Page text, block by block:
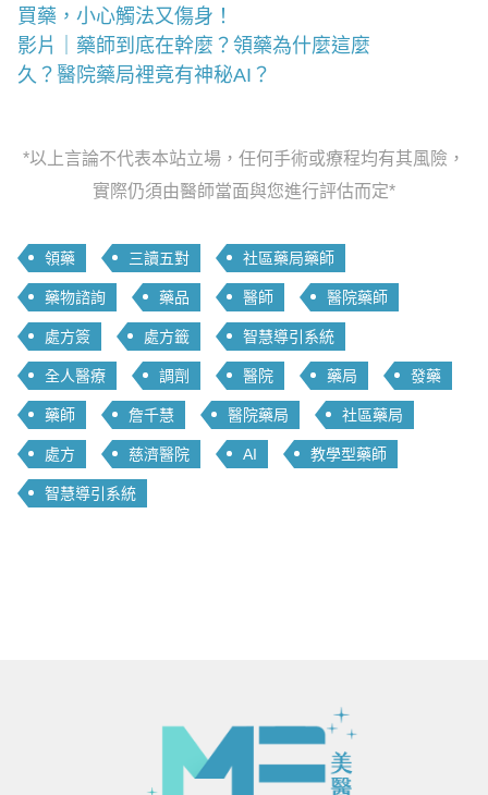
買藥，小心觸法又傷身！
影片｜藥師到底在幹麼？領藥為什麼這麼
久？醫院藥局裡竟有神秘AI？
*以上言論不代表本站立場，任何手術或療程均有其風險，
實際仍須由醫師當面與您進行評估而定*
領藥 三讀五對 社區藥局藥師
藥物諮詢 藥品 醫師 醫院藥師
處方簽 處方籤 智慧導引系統
全人醫療 調劑 醫院 藥局 發藥
藥師 詹千慧 醫院藥局 社區藥局
處方 慈濟醫院 AI 教學型藥師
智慧導引系統